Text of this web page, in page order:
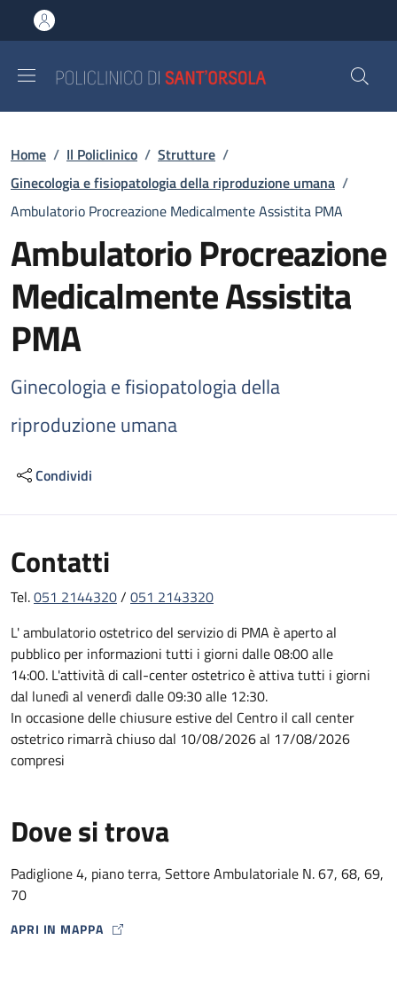
al contenuto principale
to footer content
Briciole di pane
Home / Il Policlinico / Strutture /
Ginecologia e fisiopatologia della riproduzione umana /
Ambulatorio Procreazione Medicalmente Assistita PMA
Ambulatorio Procreazione
Medicalmente Assistita
PMA
Ginecologia e fisiopatologia della
riproduzione umana
Condividi
Contatti
Tel.051 2144320/ 051 2143320
L' ambulatorio ostetrico del servizio di PMA è aperto al
pubblico per informazioni tutti i giorni dalle 08:00 alle
14:00. L'attività di call-center ostetrico è attiva tutti i giorni
dal lunedì al venerdì dalle 09:30 alle 12:30.
In occasione delle chiusure estive del Centro il call center
ostetrico rimarrà chiuso dal 10/08/2026 al 17/08/2026
compresi
Dove si trova
Padiglione 4, piano terra, Settore Ambulatoriale N. 67, 68, 69,
70
APRI IN MAPPA
MAP ICON